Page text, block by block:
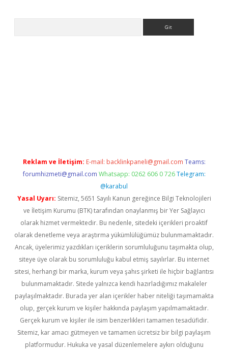
Reklam ve İletişim: E-mail: backlinkpaneli@gmail.com Teams:
forumhizmeti@gmail.com Whatsapp: 0262 606 0 726 Telegram:
@karabul
Yasal Uyarı: Sitemiz, 5651 Sayılı Kanun gereğince Bilgi Teknolojileri
ve İletişim Kurumu (BTK) tarafından onaylanmış bir Yer Sağlayıcı
olarak hizmet vermektedir. Bu nedenle, sitedeki içerikleri proaktif
olarak denetleme veya araştırma yükümlülüğümüz bulunmamaktadır.
Ancak, üyelerimiz yazdıkları içeriklerin sorumluluğunu taşımakta olup,
siteye üye olarak bu sorumluluğu kabul etmiş sayılırlar. Bu internet
sitesi, herhangi bir marka, kurum veya şahıs şirketi ile hiçbir bağlantısı
bulunmamaktadır. Sitede yalnızca kendi hazırladığımız makaleler
paylaşılmaktadır. Burada yer alan içerikler haber niteliği taşımamakta
olup, gerçek kurum ve kişiler hakkında paylaşım yapılmamaktadır.
Gerçek kurum ve kişiler ile isim benzerlikleri tamamen tesadüfidir.
Sitemiz, kar amacı gütmeyen ve tamamen ücretsiz bir bilgi paylaşım
platformudur. Hukuka ve yasal düzenlemelere aykırı olduğunu